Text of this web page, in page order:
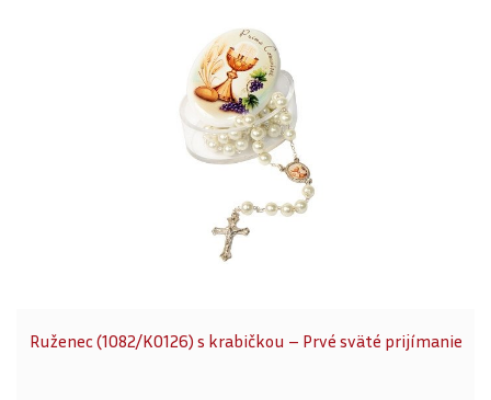
Ruženec (1082/K0126) s krabičkou – Prvé sväté prijímanie